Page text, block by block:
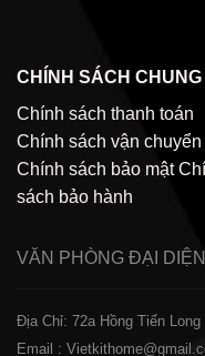
CHÍNH SÁCH CHUNG
Chính sách thanh toán
Chính sách vận chuyển
Chính sách bảo mật
sách bảo hành
VĂN PHÒNG ĐẠI DIỆN
Địa Chỉ: 72a Hồng Tiến Long
Email :